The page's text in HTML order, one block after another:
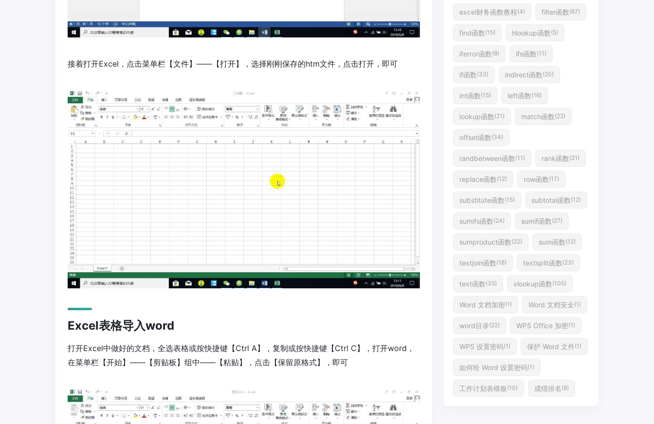
接着打开Excel，点击菜单栏【文件】——【打开】，选择刚刚保存的htm文件，点击打开，即可
Excel表格导入word
打开Excel中做好的文档，全选表格或按快捷键【Ctrl A】，复制或按快捷键【Ctrl C】，打开word，
在菜单栏【开始】——【剪贴板】组中——【粘贴】，点击【保留原格式】，即可
excel财务函数教程(4) filter函数(67)
find函数(15) hlookup函数(5)
iferror函数(8) ifs函数(11)
if函数(33) indirect函数(20)
int函数(15) left函数(16)
lookup函数(21) match函数(22)
offset函数(34)
randbetween函数(11) rank函数(21)
replace函数(12) row函数(17)
substitute函数(15) subtotal函数(12)
sumifs函数(24) sumif函数(27)
sumproduct函数(22) sum函数(12)
textjoin函数(18) textsplit函数(23)
text函数(35) vlookup函数(105)
Word 文档加密(1) Word 文档安全(1)
word目录(22) WPS Office 加密(1)
WPS 设置密码(1) 保护 Word 文件(1)
如何给 Word 设置密码(1)
工作计划表模板 (10) 成绩排名 (8)